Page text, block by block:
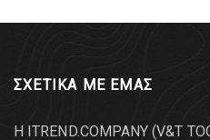
ΣΧΕΤΙΚΑ ΜΕ ΕΜΑΣ
Η ITREND.COMPANY (V&T